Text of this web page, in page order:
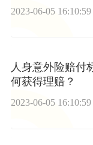
2023-06-05 16:10:59
人身意外险赔付
何获得理赔？
2023-06-05 16:10:59